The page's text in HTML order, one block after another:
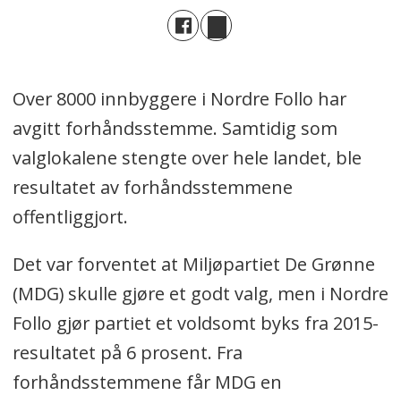
Over 8000 innbyggere i Nordre Follo har
avgitt forhåndsstemme. Samtidig som
valglokalene stengte over hele landet, ble
resultatet av forhåndsstemmene
offentliggjort.
Det var forventet at Miljøpartiet De Grønne
(MDG) skulle gjøre et godt valg, men i Nordre
Follo gjør partiet et voldsomt byks fra 2015-
resultatet på 6 prosent. Fra
forhåndsstemmene får MDG en